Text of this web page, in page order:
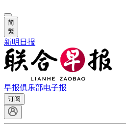
简
繁
新明日报
早报俱乐部电子报
订阅